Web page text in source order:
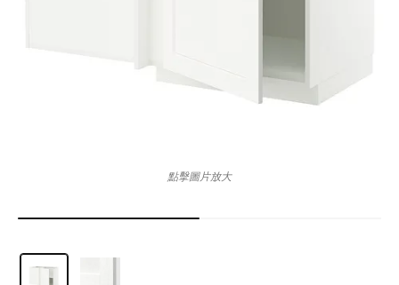
點擊圖片放大